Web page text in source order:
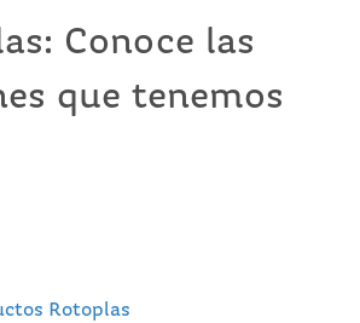
Conoce las
que tenemos
Rotoplas